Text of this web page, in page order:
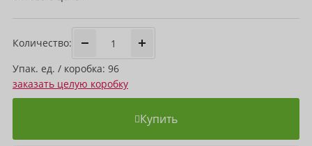
Количество:
Упак. ед. / коробка: 96
заказать целую коробку
Купить